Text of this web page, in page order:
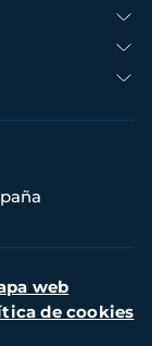
web
de cookies